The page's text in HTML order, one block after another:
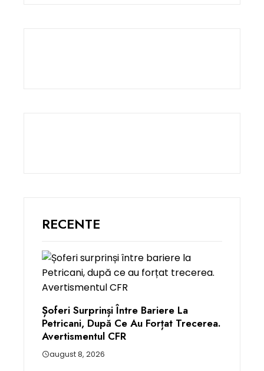
RECENTE
Șoferi Surprinși Între Bariere La
Petricani, După Ce Au Forțat Trecerea.
Avertismentul CFR
august 8, 2026